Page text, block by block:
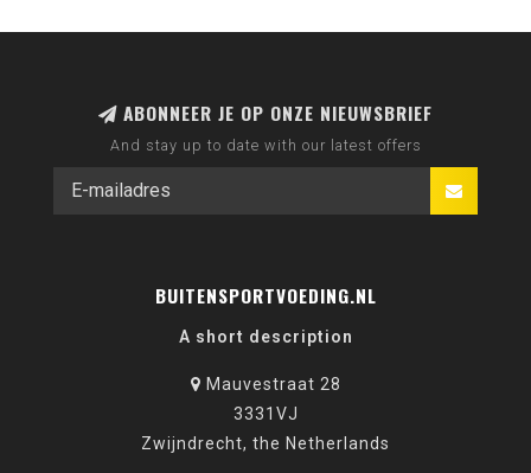
ABONNEER JE OP ONZE NIEUWSBRIEF
And stay up to date with our latest offers
BUITENSPORTVOEDING.NL
A short description
Mauvestraat 28
3331VJ
Zwijndrecht, the Netherlands